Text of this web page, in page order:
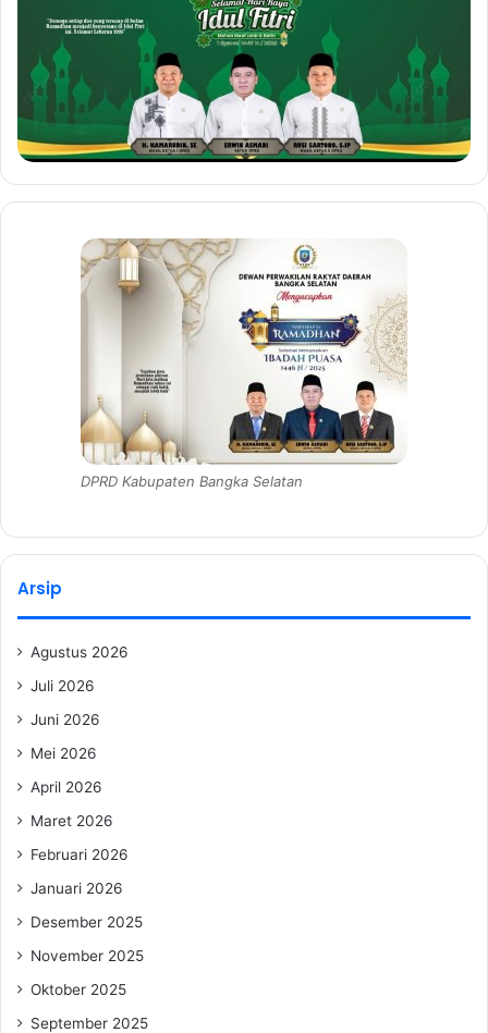
DPRD Kabupaten Bangka Selatan
Arsip
Agustus 2026
Juli 2026
Juni 2026
Mei 2026
April 2026
Maret 2026
Februari 2026
Januari 2026
Desember 2025
November 2025
Oktober 2025
September 2025